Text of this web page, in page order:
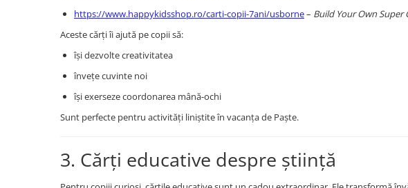
https://www.happykidsshop.ro/carti-copii-7ani/usborne– Build Your Own Super
Aceste cărți îi ajută pe copii să:
își dezvolte creativitatea
învețe cuvinte noi
își exerseze coordonarea mână-ochi
Sunt perfecte pentru activități liniștite în vacanța de Paște.
3. Cărți educative despre știință